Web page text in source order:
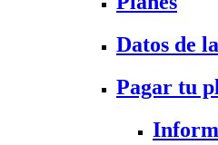
Datos de
Pagar tu